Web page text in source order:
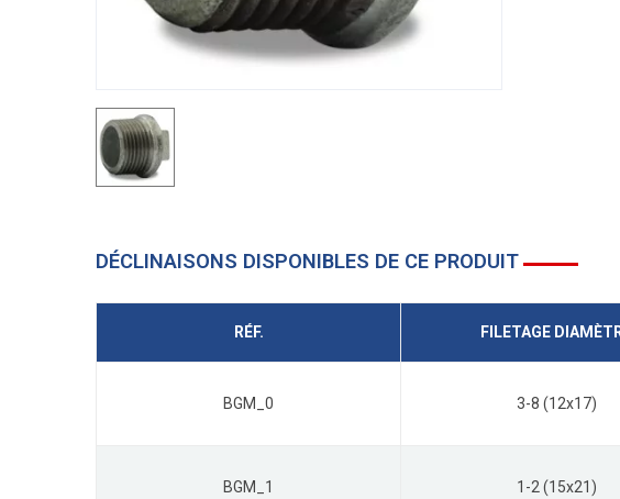
DÉCLINAISONS DISPONIBLES DE CE PRODUIT
RÉF. FILETAGE
BGM_0 3-8 (12x17)
BGM_1 1-2 (15x21)